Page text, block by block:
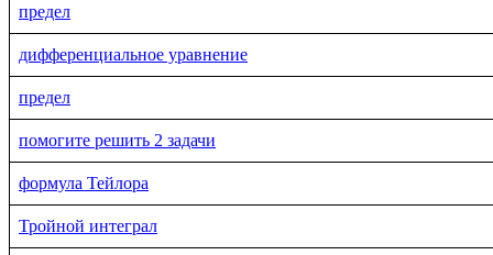
предел
дифференциальное уравнение
предел
помогите решить 2 задачи
формула Тейлора
Тройной интеграл